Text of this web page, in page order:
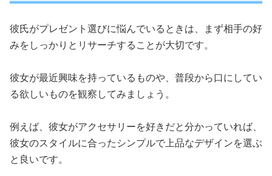
彼氏がプレゼント選びに悩んでいるときは、まず相手の好
みをしっかりとリサーチすることが大切です。
彼女が最近興味を持っているものや、普段から口にしてい
る欲しいものを観察してみましょう。
例えば、彼女がアクセサリーを好きだと分かっていれば、
彼女のスタイルに合ったシンプルで上品なデザインを選ぶ
と良いです。